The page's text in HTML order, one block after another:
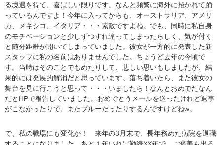
る境遇を得て、喜ばしい限りです。なんと頻繁に海外に招かれて踊
っているんですよ！今年に入ってからも、オーストラリア、アメリ
カ、メキシコ、イタリア・・・素敵ですよね。でも、同時に私自身
のモチベーションと少しずつすれ違ってしまったらしく、気が付く
と随分距離が開いてしまっていました。彼女が一方的に発表した新
スタッフに私の名前はありませんでした。ちょうど去年の今頃で
す。当時はそのことでもめたりして、悲しい思いもしましたが、結
果的には発展的解消だと思っています。落ち着いたら、また彼女の
舞台を見に行こうと思って・・・いましたら！なんとおめでたなん
だとHPで報告していました。おめでとうメールを送ったけれど返事
がこなかったりで、またブルーだったりするんですけどねw。
で、私の職場にも変化が！ 来年の3月末で、長年務めた病院を退職